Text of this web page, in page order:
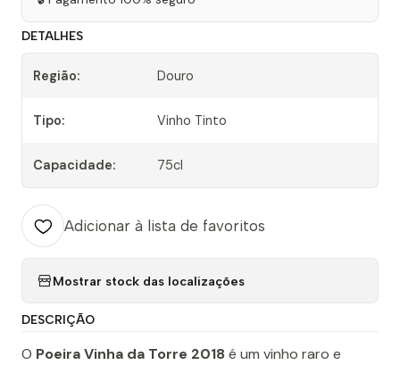
DETALHES
Região: Douro
Tipo: Vinho Tinto
Capacidade: 75cl
Adicionar à lista de favoritos
Mostrar stock das localizações
DESCRIÇÃO
O Poeira Vinha da Torre 2018é um vinho raro e